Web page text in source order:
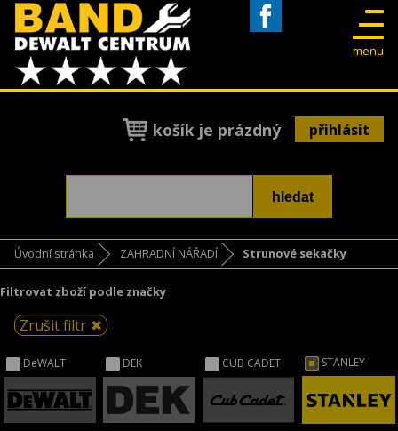
menu
košík je prázdný přihlásit
Úvodní stránka ZAHRADNÍ NÁŘADÍ Strunové sekačky
Filtrovat zboží podle značky
Zrušit filtr
DeWALT DEK CUB CADET STANLEY